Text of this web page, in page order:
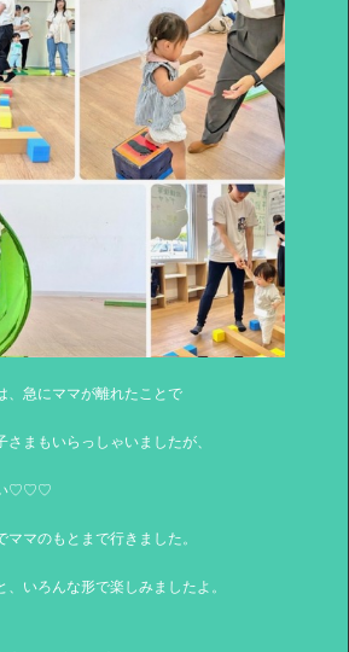
、急にママが離れたことで
まもいらっしゃいましたが、
い♡♡♡
マのもとまで行きました。
いろんな形で楽しみましたよ。